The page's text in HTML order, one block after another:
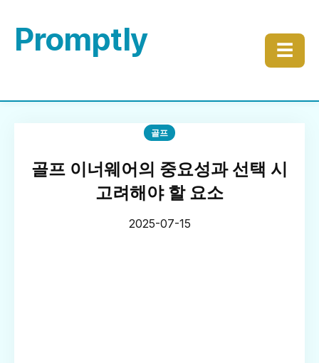
Promptly ☰
골프
골프 이너웨어의 중요성과 선택 시
고려해야 할 요소
2025-07-15